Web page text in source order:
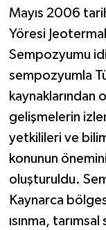
Mayıs 2006
Yöresi
Sempozyumu
sempozyumla
kaynaklarından
gelişmelerin
yetkilileri ve
konunun
oluşturuldu.
Kaynarca
ısınma,